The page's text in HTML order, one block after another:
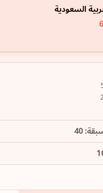
السعودية
40